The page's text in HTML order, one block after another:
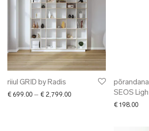
riiul GRID by Radis
€ 699.00 – € 2,799.00Price range: € 699.00
SEOS
€ 198.00